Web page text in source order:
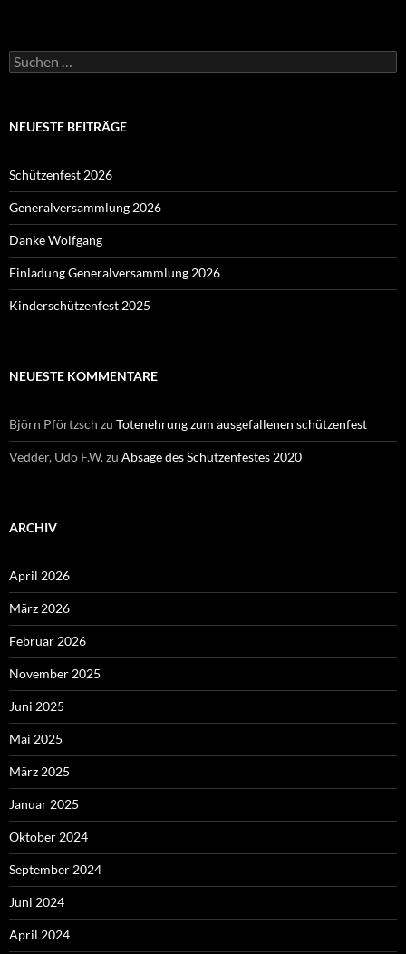
Suchen
nach:
NEUESTE BEITRÄGE
Schützenfest 2026
Generalversammlung 2026
Danke Wolfgang
Einladung Generalversammlung 2026
Kinderschützenfest 2025
NEUESTE KOMMENTARE
Björn Pförtzsch zu Totenehrung zum ausgefallenen schützenfest
Vedder, Udo F.W.zu Absage des Schützenfestes 2020
ARCHIV
April 2026
März 2026
Februar 2026
November 2025
Juni 2025
Mai 2025
März 2025
Januar 2025
Oktober 2024
September 2024
Juni 2024
April 2024